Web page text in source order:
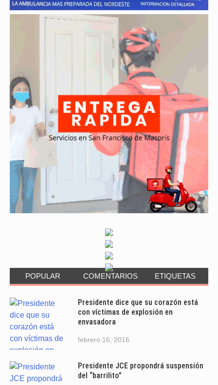
POPULAR COMENTARIOS ETIQUETAS
Presidente dice que su corazón está
con víctimas de explosión en
envasadora
febrero 16, 2016
Presidente JCE propondrá suspensión
del “barrilito”